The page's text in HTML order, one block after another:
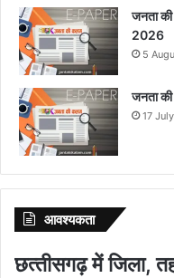
जनता
2026
5
जनता
17
आवश्‍यकता
छत्‍तीसगढ़ में जिला,